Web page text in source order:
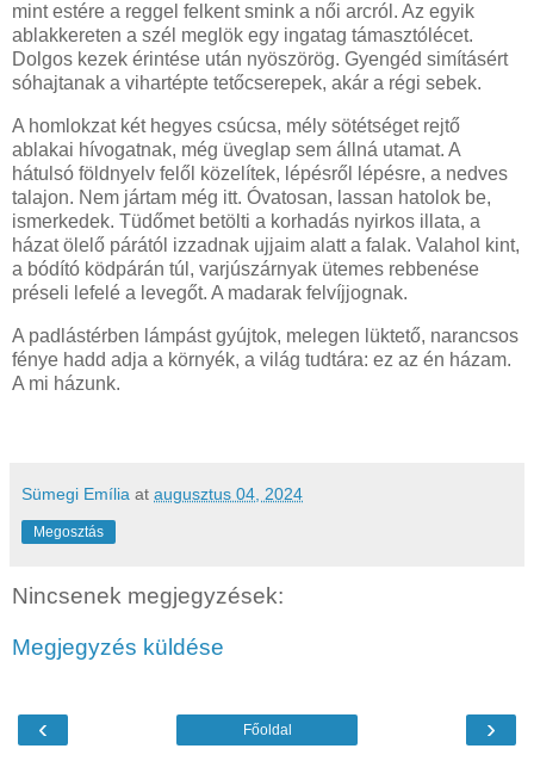
mint estére a reggel felkent smink a női arcról. Az egyik
ablakkereten a szél meglök egy ingatag támasztólécet.
Dolgos kezek érintése után nyöszörög. Gyengéd simításért
sóhajtanak a vihartépte tetőcserepek, akár a régi sebek.
A homlokzat két hegyes csúcsa, mély sötétséget rejtő
ablakai hívogatnak, még üveglap sem állná utamat. A
hátulsó földnyelv felől közelítek, lépésről lépésre, a nedves
talajon. Nem jártam még itt. Óvatosan, lassan hatolok be,
ismerkedek. Tüdőmet betölti a korhadás nyirkos illata, a
házat ölelő párától izzadnak ujjaim alatt a falak. Valahol kint,
a bódító ködpárán túl, varjúszárnyak ütemes rebbenése
préseli lefelé a levegőt. A madarak felvíjjognak.
A padlástérben lámpást gyújtok, melegen lüktető, narancsos
fénye hadd adja a környék, a világ tudtára: ez az én házam.
A mi házunk.
Sümegi Emília at augusztus 04, 2024
Megosztás
Nincsenek megjegyzések:
Megjegyzés küldése
‹ ›
Főoldal